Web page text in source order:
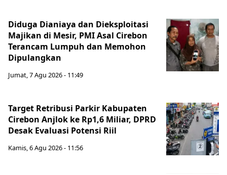
Diduga Dianiaya dan Dieksploitasi
Majikan di Mesir, PMI Asal Cirebon
Terancam Lumpuh dan Memohon
Dipulangkan
Jumat, 7 Agu 2026 - 11:49
Target Retribusi Parkir Kabupaten
Cirebon Anjlok ke Rp1,6 Miliar, DPRD
Desak Evaluasi Potensi Riil
Kamis, 6 Agu 2026 - 11:56